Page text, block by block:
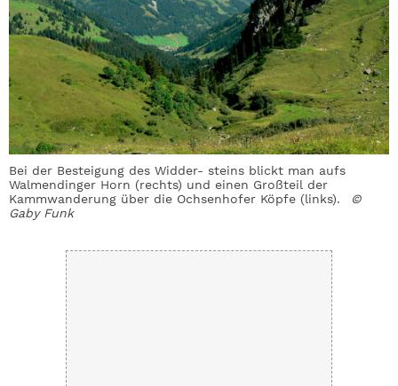
Bei der Besteigung des Widder- steins blickt man aufs
Walmendinger Horn (rechts) und einen Großteil der
Kammwanderung über die Ochsenhofer Köpfe (links).
©
Gaby Funk